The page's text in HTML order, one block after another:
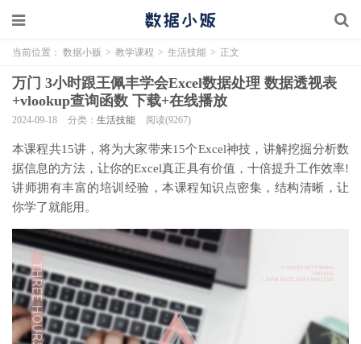
当前位置： 数据小贩 > 教学课程 > 生活技能 > 正文
万门 3小时跟王佩丰学会Excel数据处理 数据透视表
+vlookup查询函数 下载+在线播放
2024-09-18 分类： 生活技能 阅读(9267)
本课程共15讲，将为大家带来15个Excel神技，讲解挖掘分析数
据信息的方法，让你的Excel真正具有价值，十倍提升工作效率!
讲师拥有丰富的培训经验，本课程知识点密集，结构清晰，让
你学了就能用。